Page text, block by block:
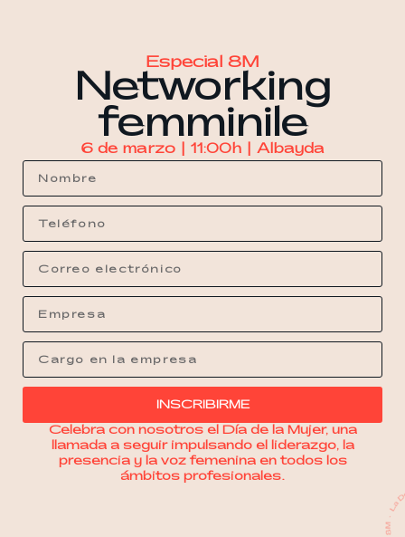
Especial 8M
Networking
femminile
6 de marzo | 11:00h | Albayda
INSCRIBIRME
Celebra con nosotros el Día de la Mujer, una
llamada a seguir impulsando el liderazgo, la
presencia y la voz femenina en todos los
ámbitos profesionales.